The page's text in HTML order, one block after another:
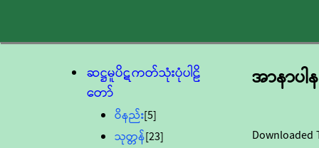
ဆဋ္ဌမူပိဋကတ်သုံးပုံပါဠိ
တော်
ဝိနည်း[5]
သုတ္တန်[23]
အာနာပ
Downloaded